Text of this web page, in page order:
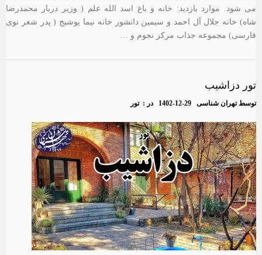
می شود. موارد بازدید: خانه و باغ اسد الله علم ( وزیر دربار محمدرضا
شاه) خانه جلال آل احمد و سیمین دانشور خانه نیما یوشیج ( پدر شعر نوی
فارسی) مجموعه جذاب مرکز نجوم و …
تور دزاشیب
توسطتهران شناسی 1402-12-29 در :تور